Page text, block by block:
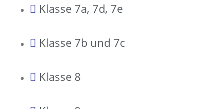
Klasse 7a, 7d, 7e
Klasse 7b und 7c
Klasse 8